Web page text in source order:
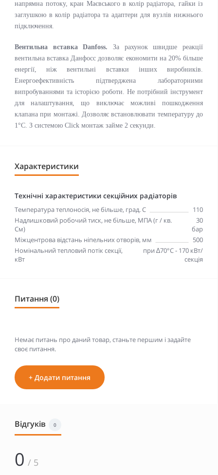
напрямна потоку, кран Маєвського в колір радіатора, гайки із
заглушкою в колір радіатора та адаптери для вузлів нижнього
підключення.
Вентильна вставка Danfoss. За рахунок швидше реакції
вентильна вставка Данфосс дозволяє економити на 20% більше
енергії, ніж вентильні вставки інших виробників.
Енергоефективність підтверджена лабораторними
випробуваннями та історією роботи. Не потрібний інструмент
для налаштування, що виключає можливі пошкодження
клапана при монтажі. Дозволяє встановлювати температуру до
1°C. З системою Click монтаж займе 2 секунди.
Характеристики
Технічні характеристики секційних радіаторів
Температура теплоносія, не більше, град. С
110
Надлишковий робочий тиск, не більше, МПА (г / кв.
См)
30
бар
Міжцентрова відстань ніпельних отворів, мм
500
Номінальний тепловий потік секції,
кВт
при ∆70°С - 170 кВт/
секція
Питання (0)
Немає питань про даний товар, станьте першим і задайте
своє питання.
+ Додати питання
Відгуків 0
0 / 5